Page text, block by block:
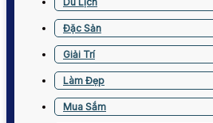
Đặc Sản
Giải Trí
Làm Đẹp
Mua Sắm